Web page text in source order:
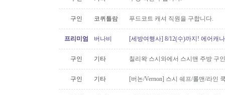
구인 코퀴틀람 푸드코트 캐셔 직원을 구합니다.
프리미엄 버나비 [세방여행사] 8/12(수)까지! 에어캐
구인 기타 칠리왁 스시와에서 스시맨 주방 구
구인 기타 [버논/Vernon] 스시 쉐프/롤맨/라인